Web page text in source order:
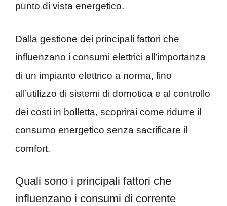
punto di vista energetico.
Dalla gestione dei principali fattori che
influenzano i consumi elettrici all’importanza
di un impianto elettrico a norma, fino
all’utilizzo di sistemi di domotica e al controllo
dei costi in bolletta, scoprirai come ridurre il
consumo energetico senza sacrificare il
comfort.
Quali sono i principali fattori che
influenzano i consumi di corrente